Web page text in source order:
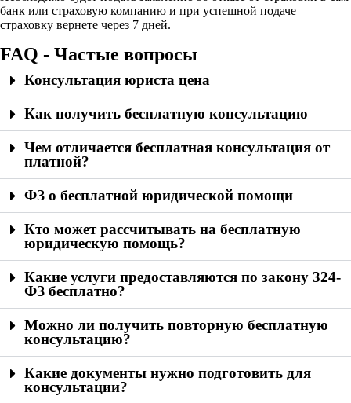
банк или страховую компанию и при успешной подаче
страховку вернете через 7 дней.
FAQ - Частые вопросы
Консультация юриста цена
Как получить бесплатную консультацию
Чем отличается бесплатная консультация от
платной?
ФЗ о бесплатной юридической помощи
Кто может рассчитывать на бесплатную
юридическую помощь?
Какие услуги предоставляются по закону 324-
ФЗ бесплатно?
Можно ли получить повторную бесплатную
консультацию?
Какие документы нужно подготовить для
консультации?